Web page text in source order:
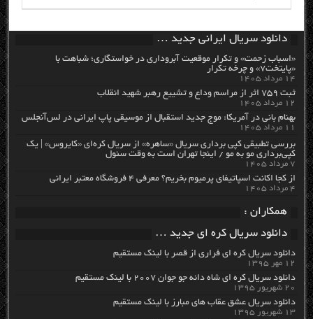
دانلود سریال ایرانی جدید …
«اسباب زحمت» و تکرار موقعیت آبروداری در خواستگاری؛ شباهت با
«پایتخت۷» و چرخه تکرار
۱۴ مرداد ۱۴۰۵
ثبت ۷۵۹ اثر از مراسم وداع و تشییع رهبر شهید انقلاب
۱۲ مرداد ۱۴۰۵
بهنام بانی در آمریکا: موج جدید استقبال از موسیقی پاپ ایرانی در لس‌آنجلس
۱۱ مرداد ۱۴۰۵
بررسی تطبیقی کپی برداری سریال «ساهره» از سریال کره‌ای «کایروس» | یک
کپی‌برداری مو به مو / اینجا تهران است به وقت سئول
۷ مرداد ۱۴۰۵
از کجا اکانت اسپاتیفای پرمیوم بخریم؟ معرفی ۴ فروشگاه معتبر ایرانی
۴ مرداد ۱۴۰۵
همکاران :
دانلود سریال کره ای جدید …
دانلود سریال کره ای فراری از قصر با لینک مستقیم
۱۲ مهر ۱۳۹۵
دانلود سریال کره ای شاه دائه جو جوان ۲۰۰۷ با لینک مستقیم
۲۰ شهریور ۱۳۹۵
دانلود سریال عشق عقاب های مبارز با لینک مستقیم
۱۳ شهریور ۱۳۹۵